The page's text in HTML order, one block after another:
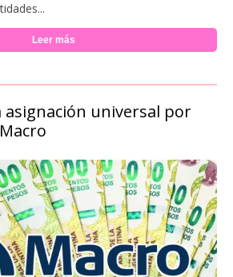
Leer más
asignación universal por